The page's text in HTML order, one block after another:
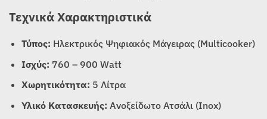
Τεχνικά Χαρακτηριστικά
Τύπος: Ηλεκτρικός Ψηφιακός Μάγειρας (Multicooker)
Ισχύς: 760 – 900 Watt
Χωρητικότητα: 5 Λίτρα
Υλικό Κατασκευής: Ανοξείδωτο Ατσάλι (Inox)